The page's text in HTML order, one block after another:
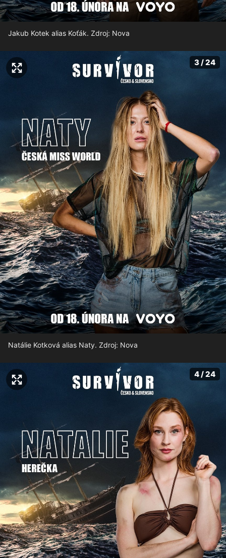
Jakub Kotek alias Koťák. Zdroj: Nova
3 / 24
Natálie Kotková alias Naty. Zdroj: Nova
4 / 24